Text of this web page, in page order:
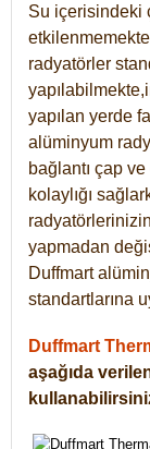
Su içerisindeki
radyatörler
yapılan yerde
alüminyum
bağlantı çap
kolaylığı
yapmadan
Duffmart
standartlarına
Duffmart
aşağıda